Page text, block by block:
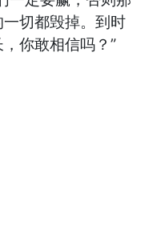
切都毁掉。到时
你敢相信吗？”